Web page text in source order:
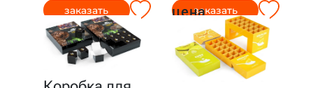
заказать
цена
от 19,29 ₽
заказать